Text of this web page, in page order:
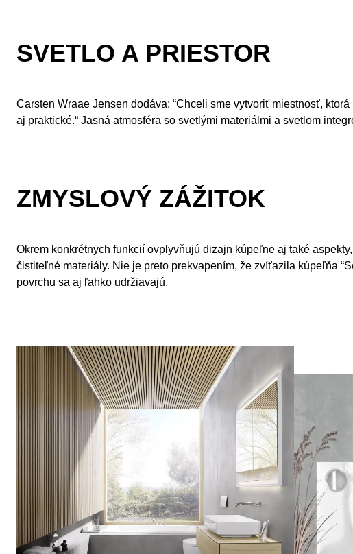
SVETLO A PRIESTOR
Carsten Wraae Jensen dodáva: “Chceli sme vytvoriť miestnosť,
aj praktické.“ Jasná atmosféra so svetlými materiálmi a svetlom
ZMYSLOVÝ ZÁŽITOK
Okrem konkrétnych funkcií ovplyvňujú dizajn kúpeľne aj také
čistiteľné materiály. Nie je preto prekvapením, že zvíťazila kúpeľňa
povrchu sa aj ľahko udržiavajú.